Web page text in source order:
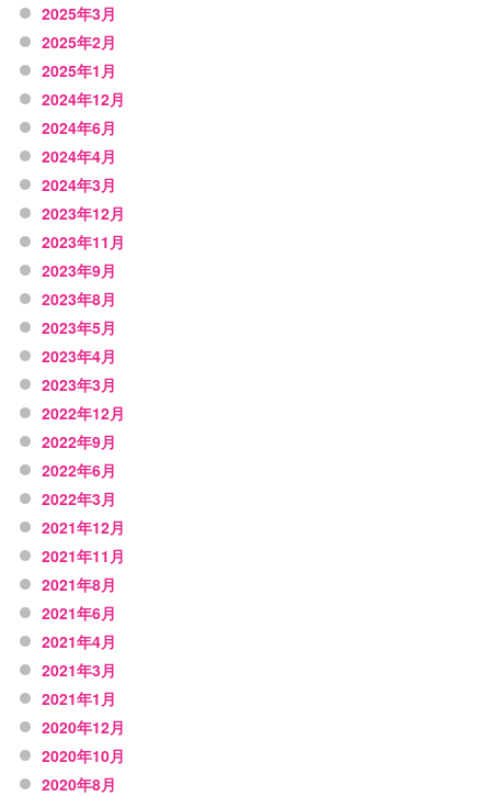
2025年3月
2025年2月
2025年1月
2024年12月
2024年6月
2024年4月
2024年3月
2023年12月
2023年11月
2023年9月
2023年8月
2023年5月
2023年4月
2023年3月
2022年12月
2022年9月
2022年6月
2022年3月
2021年12月
2021年11月
2021年8月
2021年6月
2021年4月
2021年3月
2021年1月
2020年12月
2020年10月
2020年8月